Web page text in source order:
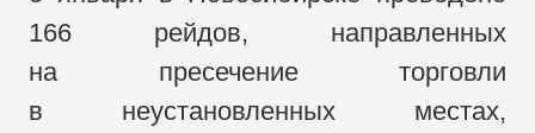
166 рейдов, направленных
на пресечение торговли
в неустановленных местах,